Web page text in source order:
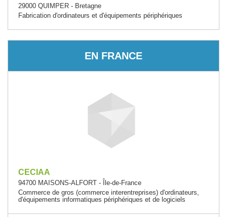
29000 QUIMPER - Bretagne
Fabrication d'ordinateurs et d'équipements périphériques
EN FRANCE
CECIAA
94700 MAISONS-ALFORT - Île-de-France
Commerce de gros (commerce interentreprises) d'ordinateurs,
d'équipements informatiques périphériques et de logiciels